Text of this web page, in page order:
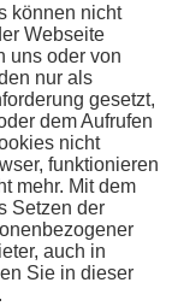
können nicht
Webseite
uns oder von
nur als
gesetzt,
dem Aufrufen
nicht
funktionieren
mehr. Mit dem
Setzen der
auch in
Sie in dieser